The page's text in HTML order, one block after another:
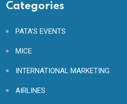
Categories
PATA'S EVENTS
MICE
INTERNATIONAL MARKETING
AIRLINES